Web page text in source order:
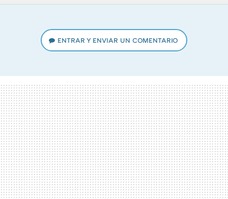
TWITTERFLIPBOARD
E-
WHATSAPP
ENTRAR Y ENVIAR UN COMENTARIO